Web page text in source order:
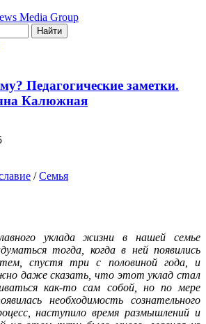
Media Group
Найти
Педагогические заметки.
Калюжная
/Семья
уклада жизни в нашей семье
тогда, когда в ней появились
спустя три с половиной года, и
даже сказать, что этот уклад стал
как-то сам собой, но по мере
необходимость сознательного
наступило время размышлений и